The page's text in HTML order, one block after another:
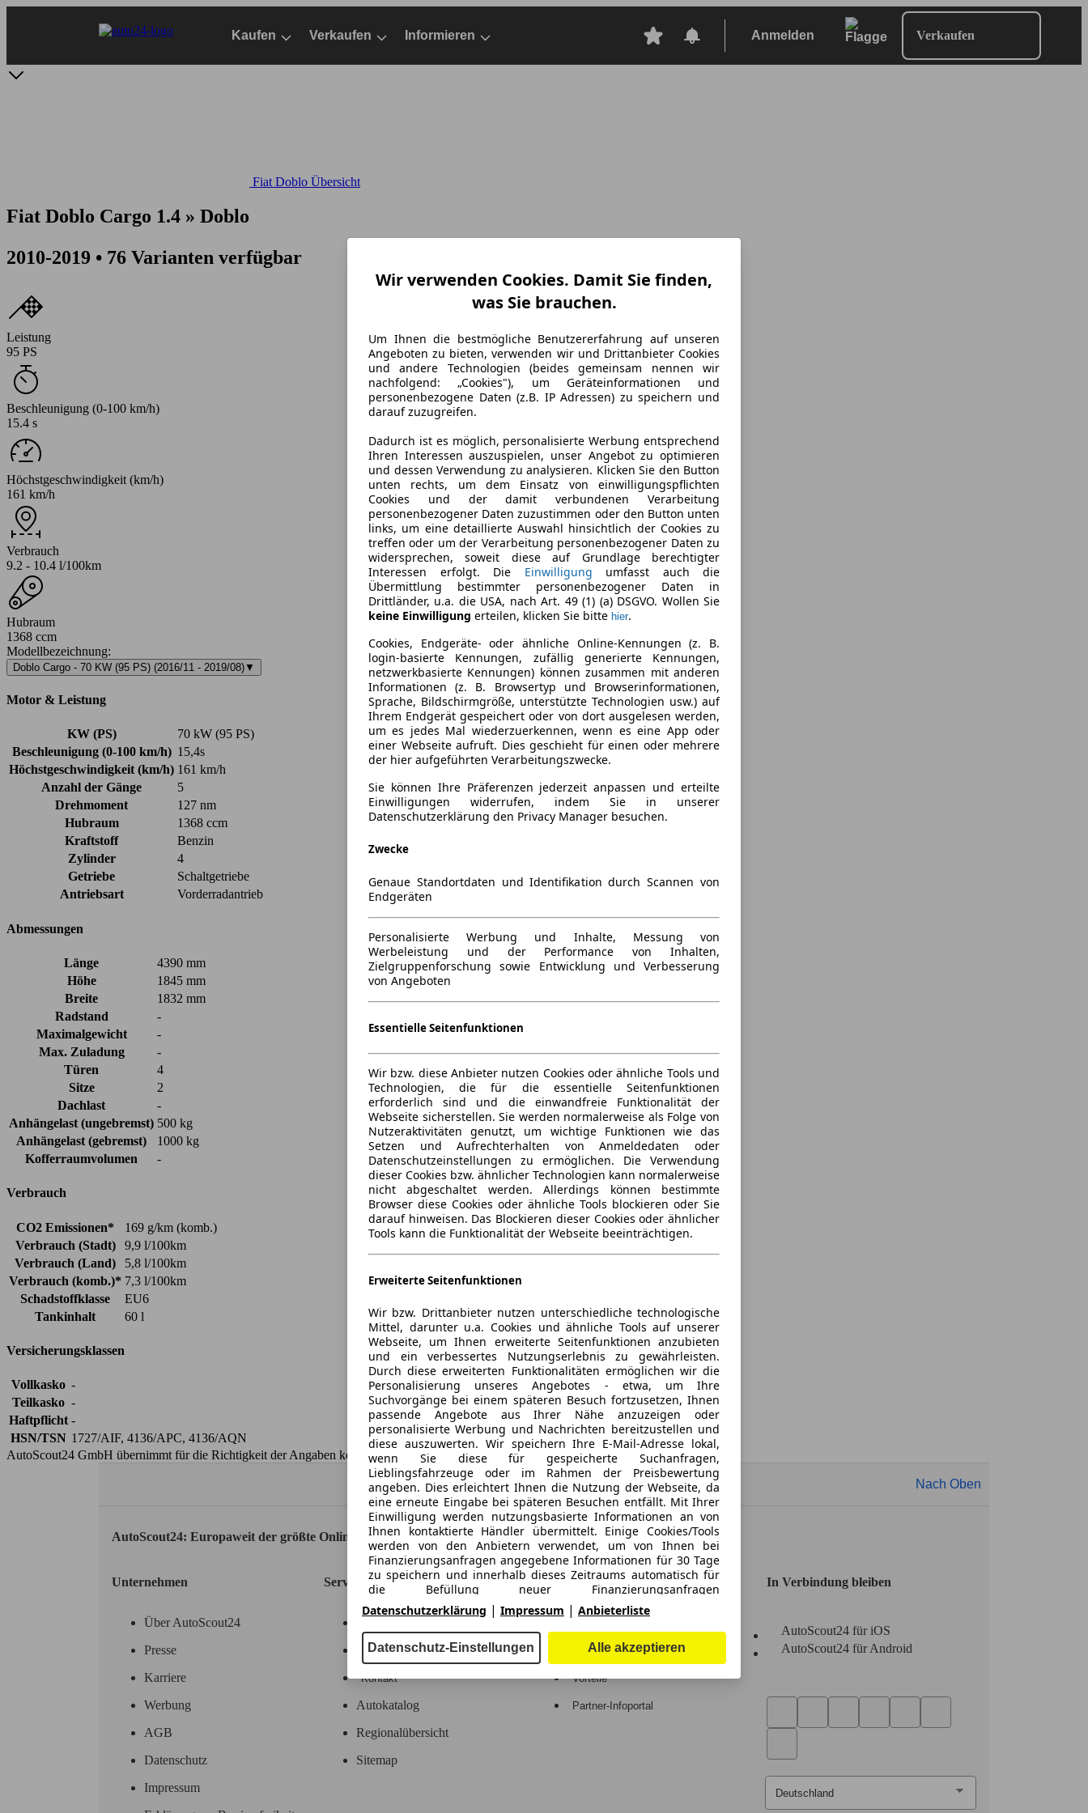
Kaufen Verkaufen Informieren Anmelden Verkaufen
Fiat Doblo Übersicht
Fiat Doblo Cargo 1.4 » Doblo
2010-2019 • 76 Varianten verfügbar
Leistung
95 PS
Beschleunigung (0-100 km/h)
15.4 s
Höchstgeschwindigkeit (km/h)
161 km/h
Verbrauch
9.2 - 10.4 l/100km
Hubraum
1368 ccm
Modellbezeichnung:
Doblo Cargo - 70 KW (95 PS) (2016/11 - 2019/08)▼
Motor & Leistung
KW (PS)
70 kW (95 PS)
Beschleunigung (0-100 km/h) 15,4s
Höchstgeschwindigkeit (km/h) 161 km/h
Anzahl der Gänge
5
Drehmoment
127 nm
Hubraum
1368 ccm
Kraftstoff
Benzin
Zylinder
4
Getriebe
Schaltgetriebe
Antriebsart
Vorderradantrieb
Abmessungen
Länge
4390 mm
Höhe
1845 mm
Breite
1832 mm
Radstand
-
Maximalgewicht
-
Max. Zuladung
-
Türen
4
Sitze
2
Dachlast
-
Anhängelast (ungebremst) 500 kg
Anhängelast (gebremst)
1000 kg
Kofferraumvolumen
-
Verbrauch
CO2 Emissionen*
169 g/km (komb.)
Verbrauch (Stadt)
9,9 l/100km
Verbrauch (Land)
5,8 l/100km
Verbrauch (komb.)* 7,3 l/100km
Schadstoffklasse
EU6
Tankinhalt
60 l
Versicherungsklassen
Vollkasko -
Teilkasko -
Haftpflicht -
HSN/TSN 1727/AIF, 4136/APC, 4136/AQN
AutoScout24 GmbH übernimmt für die Richtigkeit der Angaben keine Gewähr.
Nach Oben
AutoScout24: Europaweit der größte Online-Automarkt.
Unternehmen
Über AutoScout24
Presse
Karriere
Werbung
AGB
Datenschutz
Impressum
Service
Kodex
Kontakt
Autokatalog
Regionalübersicht
Sitemap
Händler
Registrieren
Vorteile
Partner-Infoportal
In Verbindung bleiben
AutoScout24 für iOS
AutoScout24 für Android
Wir verwenden Cookies. Damit Sie finden,
was Sie brauchen.
Um Ihnen die bestmögliche Benutzererfahrung auf unseren
Angeboten zu bieten, verwenden wir und Drittanbieter Cookies
und andere Technologien (beides gemeinsam nennen wir
nachfolgend: „Cookies"), um Geräteinformationen und
personenbezogene Daten (z.B. IP Adressen) zu speichern und
darauf zuzugreifen.
Dadurch ist es möglich, personalisierte Werbung entsprechend
Ihren Interessen auszuspielen, unser Angebot zu optimieren
und dessen Verwendung zu analysieren. Klicken Sie den Button
unten rechts, um dem Einsatz von einwilligungspflichten
Cookies und der damit verbundenen Verarbeitung
personenbezogener Daten zuzustimmen oder den Button unten
links, um eine detaillierte Auswahl hinsichtlich der Cookies zu
treffen oder um der Verarbeitung personenbezogener Daten zu
widersprechen, soweit diese auf Grundlage berechtigter
Interessen erfolgt. Die Einwilligung umfasst auch die
Übermittlung bestimmter personenbezogener Daten in
Drittländer, u.a. die USA, nach Art. 49 (1) (a) DSGVO. Wollen Sie
keine Einwilligung erteilen, klicken Sie bitte hier.
Cookies, Endgeräte- oder ähnliche Online-Kennungen (z. B.
login-basierte Kennungen, zufällig generierte Kennungen,
netzwerkbasierte Kennungen) können zusammen mit anderen
Informationen (z. B. Browsertyp und Browserinformationen,
Sprache, Bildschirmgröße, unterstützte Technologien usw.) auf
Ihrem Endgerät gespeichert oder von dort ausgelesen werden,
um es jedes Mal wiederzuerkennen, wenn es eine App oder
einer Webseite aufruft. Dies geschieht für einen oder mehrere
der hier aufgeführten Verarbeitungszwecke.
Sie können Ihre Präferenzen jederzeit anpassen und erteilte
Einwilligungen widerrufen, indem Sie in unserer
Datenschutzerklärung den Privacy Manager besuchen.
Zwecke
Genaue Standortdaten und Identifikation durch Scannen von
Endgeräten
Personalisierte Werbung und Inhalte, Messung von
Werbeleistung und der Performance von Inhalten,
Zielgruppenforschung sowie Entwicklung und Verbesserung
von Angeboten
Essentielle Seitenfunktionen
Wir bzw. diese Anbieter nutzen Cookies oder ähnliche Tools und
Technologien, die für die essentielle Seitenfunktionen
erforderlich sind und die einwandfreie Funktionalität der
Webseite sicherstellen. Sie werden normalerweise als Folge von
Nutzeraktivitäten genutzt, um wichtige Funktionen wie das
Setzen und Aufrechterhalten von Anmeldedaten oder
Datenschutzeinstellungen zu ermöglichen. Die Verwendung
dieser Cookies bzw. ähnlicher Technologien kann normalerweise
nicht abgeschaltet werden. Allerdings können bestimmte
Browser diese Cookies oder ähnliche Tools blockieren oder Sie
darauf hinweisen. Das Blockieren dieser Cookies oder ähnlicher
Tools kann die Funktionalität der Webseite beeinträchtigen.
Erweiterte Seitenfunktionen
Wir bzw. Drittanbieter nutzen unterschiedliche technologische
Mittel, darunter u.a. Cookies und ähnliche Tools auf unserer
Webseite, um Ihnen erweiterte Seitenfunktionen anzubieten
und ein verbessertes Nutzungserlebnis zu gewährleisten.
Durch diese erweiterten Funktionalitäten ermöglichen wir die
Personalisierung unseres Angebotes - etwa, um Ihre
Suchvorgänge bei einem späteren Besuch fortzusetzen, Ihnen
passende Angebote aus Ihrer Nähe anzuzeigen oder
personalisierte Werbung und Nachrichten bereitzustellen und
diese auszuwerten. Wir speichern Ihre E-Mail-Adresse lokal,
wenn Sie diese für gespeicherte Suchanfragen,
Lieblingsfahrzeuge oder im Rahmen der Preisbewertung
angeben. Dies erleichtert Ihnen die Nutzung der Webseite, da
eine erneute Eingabe bei späteren Besuchen entfällt. Mit Ihrer
Einwilligung werden nutzungsbasierte Informationen an von
Ihnen kontaktierte Händler übermittelt. Einige Cookies/Tools
werden von den Anbietern verwendet, um von Ihnen bei
Finanzierungsanfragen angegebene Informationen für 30 Tage
zu speichern und innerhalb dieses Zeitraums automatisch für
die Befüllung neuer Finanzierungsanfragen
wiederzuverwenden. Ohne die Verwendung solcher
Cookies/Tools können solche erweiterten Funktionen ganz oder
teilweise nicht genutzt werden.
Datenschutzerklärung | Impressum | Anbieterliste
Datenschutz-Einstellungen Alle akzeptieren